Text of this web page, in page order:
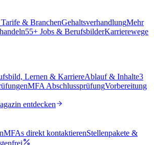
& BranchenGehaltsverhandlungMehr
55+ Jobs & BerufsbilderKarrierewege
Lernen & KarriereAblauf & Inhalte3
MFA AbschlussprüfungVorbereitung
entdecken
MFAs direkt kontaktierenStellenpakete &